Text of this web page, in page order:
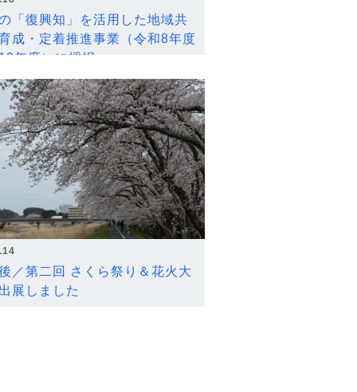
「復興知」を活用した地域共
成・定着推進事業（令和8年度
年度）に採択
／第二回 さくら祭り＆花火大
展しました